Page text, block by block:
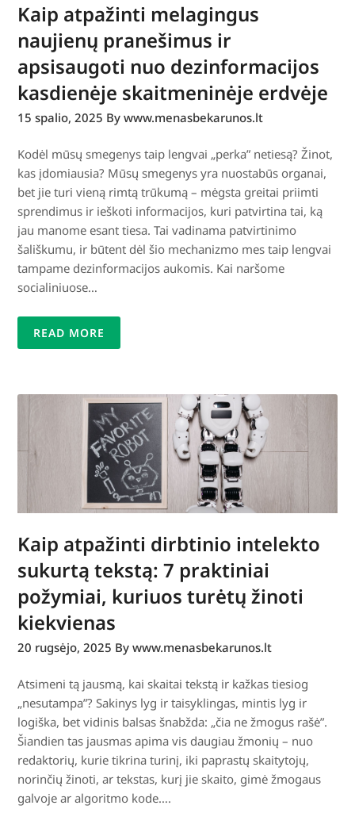
Kaip atpažinti melagingus
naujienų pranešimus ir
apsisaugoti nuo dezinformacijos
kasdienėje skaitmeninėje erdvėje
15 spalio, 2025 By www.menasbekarunos.lt
Kodėl mūsų smegenys taip lengvai „perka” netiesą? Žinot,
kas įdomiausia? Mūsų smegenys yra nuostabūs organai,
bet jie turi vieną rimtą trūkumą – mėgsta greitai priimti
sprendimus ir ieškoti informacijos, kuri patvirtina tai, ką
jau manome esant tiesa. Tai vadinama patvirtinimo
šališkumu, ir būtent dėl šio mechanizmo mes taip lengvai
tampame dezinformacijos aukomis. Kai naršome
socialiniuose…
READ MORE
Kaip atpažinti dirbtinio intelekto
sukurtą tekstą: 7 praktiniai
požymiai, kuriuos turėtų žinoti
kiekvienas
20 rugsėjo, 2025 By www.menasbekarunos.lt
Atsimeni tą jausmą, kai skaitai tekstą ir kažkas tiesiog
„nesutampa”? Sakinys lyg ir taisyklingas, mintis lyg ir
logiška, bet vidinis balsas šnabžda: „čia ne žmogus rašė”.
Šiandien tas jausmas apima vis daugiau žmonių – nuo
redaktorių, kurie tikrina turinį, iki paprastų skaitytojų,
norinčių žinoti, ar tekstas, kurį jie skaito, gimė žmogaus
galvoje ar algoritmo kode….